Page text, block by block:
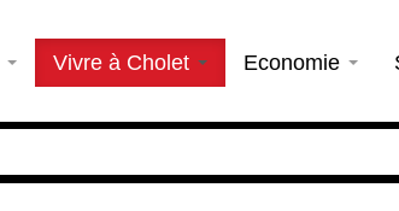
Vivre à Cholet Economie